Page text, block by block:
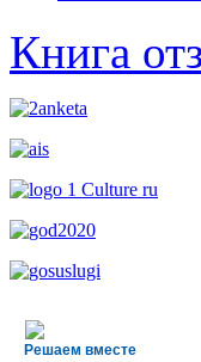
Книга
Решаем вместе